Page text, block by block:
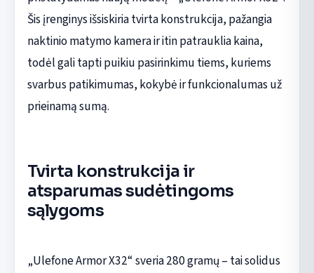
Šis įrenginys išsiskiria tvirta konstrukcija, pažangia
naktinio matymo kamera ir itin patrauklia kaina,
todėl gali tapti puikiu pasirinkimu tiems, kuriems
svarbus patikimumas, kokybė ir funkcionalumas už
prieinamą sumą.
Tvirta konstrukcija ir
atsparumas sudėtingoms
sąlygoms
„Ulefone Armor X32“ sveria 280 gramų – tai solidus